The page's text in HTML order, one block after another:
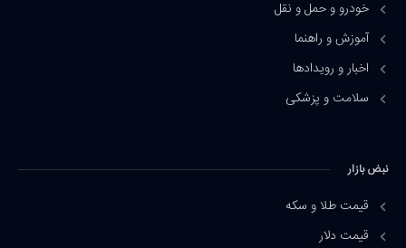
خودرو و حمل و نقل
آموزش و راهنما
اخبار و رویدادها
سلامت و پزشکی
نبض بازار
قیمت طلا و سکه
قیمت دلار